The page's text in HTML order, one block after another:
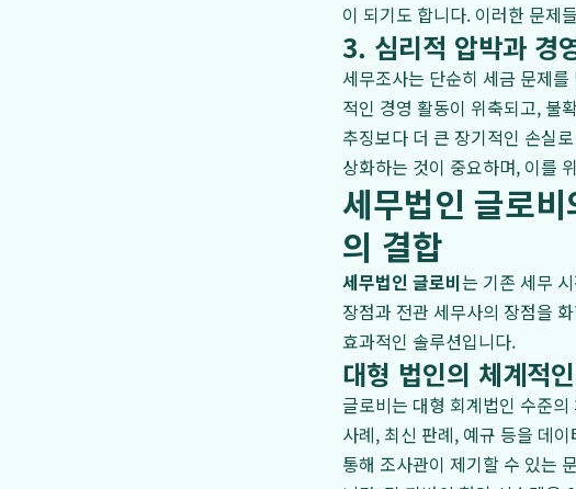
이 되기도 합니다. 이러한 문제
3. 심리적 압박과 경
세무조사는 단순히 세금 문제
적인 경영 활동이 위축되고, 불
추징보다 더 큰 장기적인 손실
상화하는 것이 중요하며, 이를
세무법인 글로
의 결합
세무법인 글로비는 기존 세무
장점과 전관 세무사의 장점을
효과적인 솔루션입니다.
대형 법인의 체계적
글로비는 대형 회계법인 수준
사례, 최신 판례, 예규 등을 데
통해 조사관이 제기할 수 있는